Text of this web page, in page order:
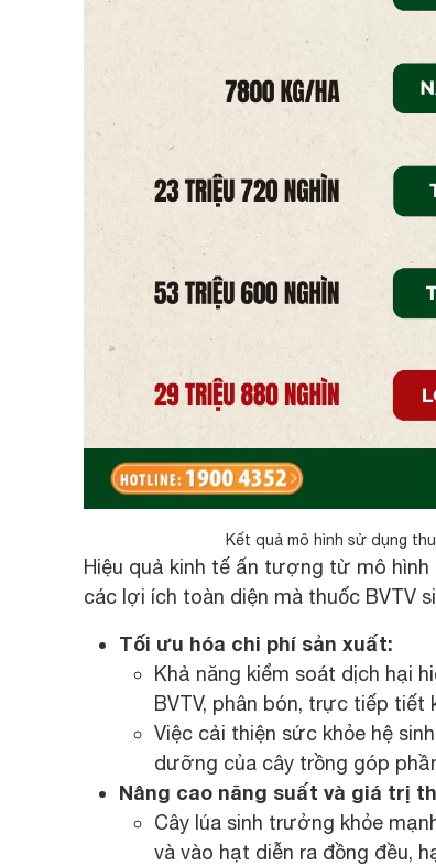
Kết quả mô hình sử dụng
Hiệu quả kinh tế ấn tượng từ mô
các lợi ích toàn diện mà thuốc BVTV
Tối ưu hóa chi phí sản xuất:
Khả năng kiểm soát dịch hại
BVTV, phân bón, trực tiếp tiết
Việc cải thiện sức khỏe hệ
dưỡng của cây trồng góp
Nâng cao năng suất và giá trị
Cây lúa sinh trưởng khỏe
và vào hạt diễn ra đồng đều,